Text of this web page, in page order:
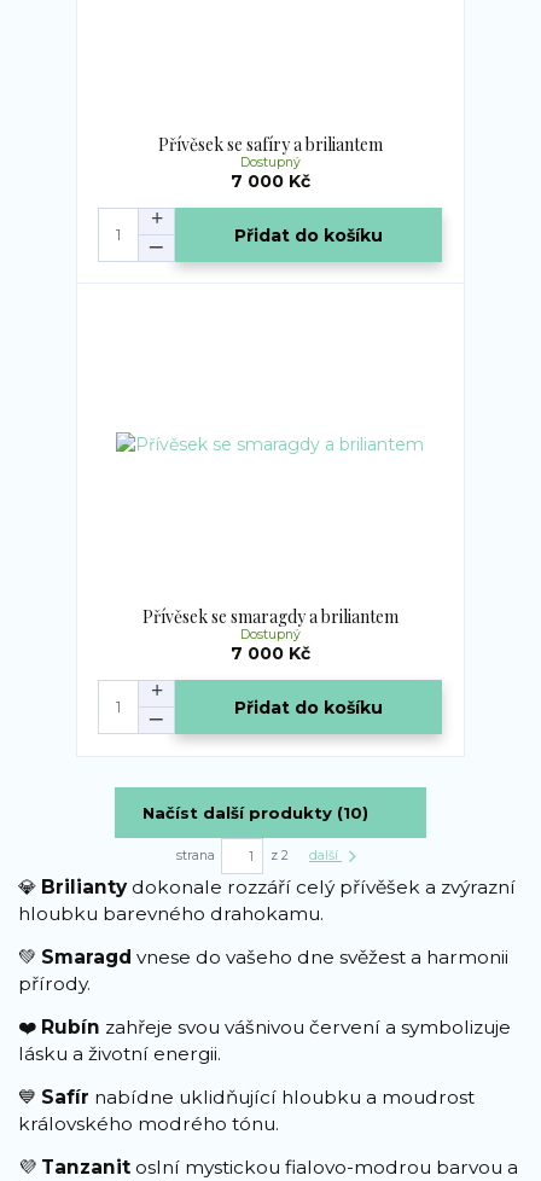
Přívěsek se safíry a briliantem
7 000 Kč
Dostupný
Přidat do košíku
Přívěsek se smaragdy a briliantem
7 000 Kč
Dostupný
Přidat do košíku
Načíst další produkty (10)
strana z 2 další
💎 Briliantydokonale rozzáří celý přívěšek a zvýrazní
hloubku barevného drahokamu.
💚 Smaragd vnese do vašeho dne svěžest a harmonii
přírody.
❤️ Rubín zahřeje svou vášnivou červení a symbolizuje
lásku a životní energii.
💙 Safír nabídne uklidňující hloubku a moudrost
královského modrého tónu.
💜 Tanzanit oslní mystickou fialovo-modrou barvou a